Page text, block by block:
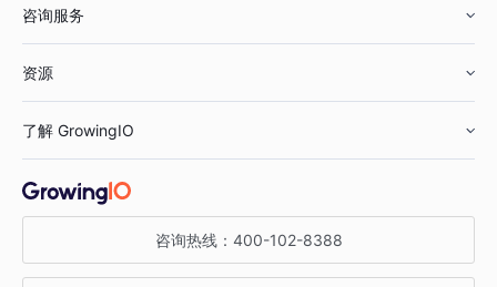
鞋服行业
汽车行业
金融行业
智能运营
获客分析
咨询服务
资源
增长公开课
增长博客
了解 GrowingIO
关于 GrowingIO
增长大会
咨询热线： 400-102-8388